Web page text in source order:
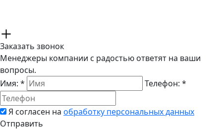
Заказать звонок
Менеджеры компании с радостью ответят на ваши
вопросы.
Имя: * Телефон: *
Я согласен на обработку персональных данных
Отправить